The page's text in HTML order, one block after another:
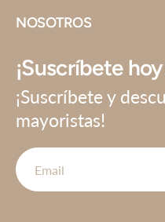
NOSOTROS
¡Suscríbete
¡Suscríbete y
mayoristas!